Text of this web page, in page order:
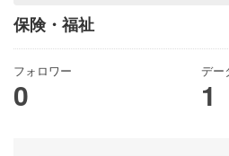
保険・福祉
フォロワー
0
デー
1